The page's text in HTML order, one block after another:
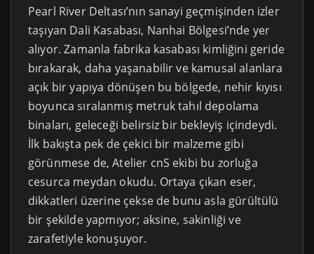
Pearl River Deltası’nın sanayi geçmişinden izler
taşıyan Dali Kasabası, Nanhai Bölgesi’nde yer
alıyor. Zamanla fabrika kasabası kimliğini geride
bırakarak, daha yaşanabilir ve kamusal alanlara
açık bir yapıya dönüşen bu bölgede, nehir kıyısı
boyunca sıralanmış metruk tahıl depolama
binaları, geleceği belirsiz bir bekleyiş içindeydi.
İlk bakışta pek de çekici bir malzeme gibi
görünmese de, Atelier cnS ekibi bu zorluğa
cesurca meydan okudu. Ortaya çıkan eser,
dikkatleri üzerine çekse de bunu asla gürültülü
bir şekilde yapmıyor; aksine, sakinliği ve
zarafetiyle konuşuyor.